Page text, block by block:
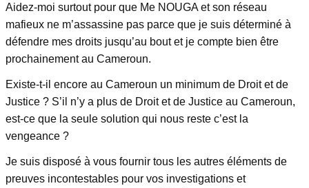
Aidez-moi surtout pour que Me NOUGA et son réseau
mafieux ne m’assassine pas parce que je suis déterminé à
défendre mes droits jusqu’au bout et je compte bien être
prochainement au Cameroun.
Existe-t-il encore au Cameroun un minimum de Droit et de
Justice ? S’il n’y a plus de Droit et de Justice au Cameroun,
est-ce que la seule solution qui nous reste c’est la
vengeance ?
Je suis disposé à vous fournir tous les autres éléments de
preuves incontestables pour vos investigations et